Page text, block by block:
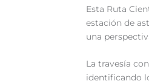
Esta Ruta
estación de
una
La travesía
identificando